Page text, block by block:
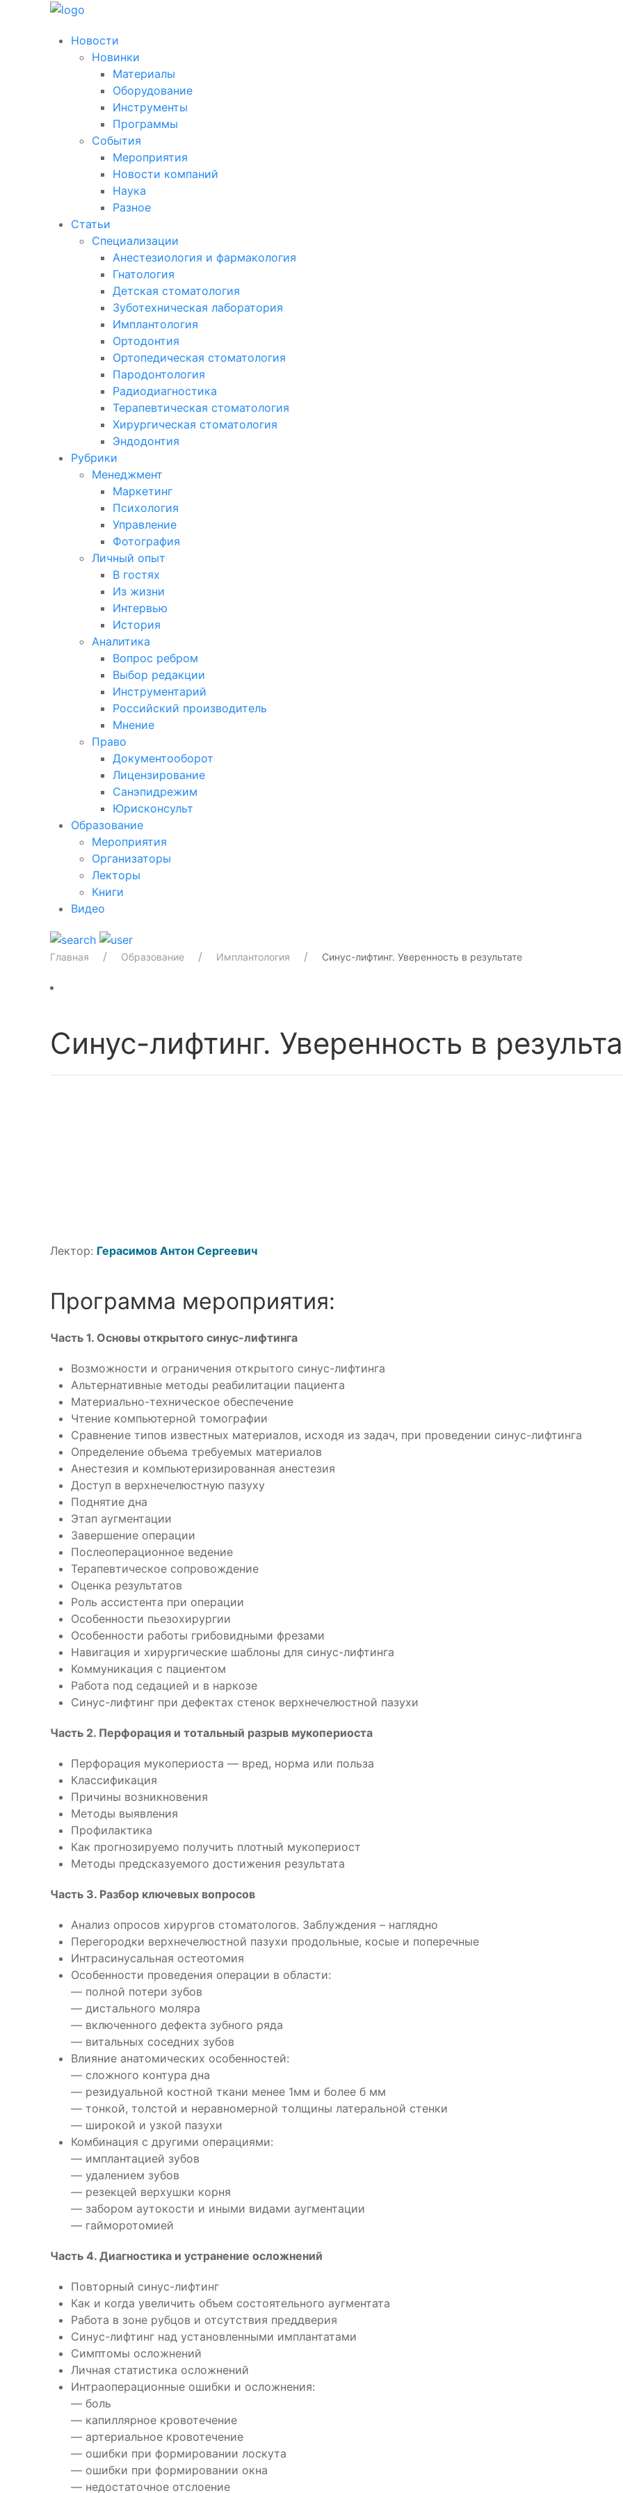
Новости
Новинки
Материалы
Оборудование
Инструменты
Программы
События
Мероприятия
Новости компаний
Наука
Разное
Статьи
Специализации
Анестезиология и фармакология
Гнатология
Детская стоматология
Зуботехническая лаборатория
Имплантология
Ортодонтия
Ортопедическая стоматология
Пародонтология
Радиодиагностика
Терапевтическая стоматология
Хирургическая стоматология
Эндодонтия
Рубрики
Менеджмент
Маркетинг
Психология
Управление
Фотография
Личный опыт
В гостях
Из жизни
Интервью
История
Аналитика
Вопрос ребром
Выбор редакции
Инструментарий
Российский производитель
Мнение
Право
Документооборот
Лицензирование
Санэпидрежим
Юрисконсульт
Образование
Мероприятия
Организаторы
Лекторы
Книги
Видео
Главная Образование Имплантология Синус-лифтинг. Уверенность в результате
Синус-лифтинг. Уверенность в
Лектор: Герасимов Антон Сергеевич
Программа мероприятия:
Часть 1. Основы открытого синус-лифтинга
Возможности и ограничения открытого синус-лифтинга
Альтернативные методы реабилитации пациента
Материально-техническое обеспечение
Чтение компьютерной томографии
Сравнение типов известных материалов, исходя из задач, при проведении синус-лифтинга
Определение объема требуемых материалов
Анестезия и компьютеризированная анестезия
Доступ в верхнечелюстную пазуху
Поднятие дна
Этап аугментации
Завершение операции
Послеоперационное ведение
Терапевтическое сопровождение
Оценка результатов
Роль ассистента при операции
Особенности пьезохирургии
Особенности работы грибовидными фрезами
Навигация и хирургические шаблоны для синус-лифтинга
Коммуникация с пациентом
Работа под седацией и в наркозе
Синус-лифтинг при дефектах стенок верхнечелюстной пазухи
Часть 2. Перфорация и тотальный разрыв мукопериоста
Перфорация мукопериоста — вред, норма или польза
Классификация
Причины возникновения
Методы выявления
Профилактика
Как прогнозируемо получить плотный мукопериост
Методы предсказуемого достижения результата
Часть 3. Разбор ключевых вопросов
Анализ опросов хирургов стоматологов. Заблуждения – наглядно
Перегородки верхнечелюстной пазухи продольные, косые и поперечные
Интрасинусальная остеотомия
Особенности проведения операции в области:
— полной потери зубов
— дистального моляра
— включенного дефекта зубного ряда
— витальных соседних зубов
Влияние анатомических особенностей:
— сложного контура дна
— резидуальной костной ткани менее 1мм и более б мм
— тонкой, толстой и неравномерной толщины латеральной стенки
— широкой и узкой пазухи
Комбинация с другими операциями:
— имплантацией зубов
— удалением зубов
— резекцей верхушки корня
— забором аутокости и иными видами аугментации
— гайморотомией
Часть 4. Диагностика и устранение осложнений
Повторный синус-лифтинг
Как и когда увеличить объем состоятельного аугментата
Работа в зоне рубцов и отсутствия преддверия
Синус-лифтинг над установленными имплантатами
Симптомы осложнений
Личная статистика осложнений
Интраоперационные ошибки и осложнения:
— боль
— капиллярное кровотечение
— артериальное кровотечение
— ошибки при формировании лоскута
— ошибки при формировании окна
— недостаточное отслоение